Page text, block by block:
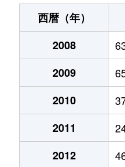
西暦（年）
2008
2009
2010
2011
2012